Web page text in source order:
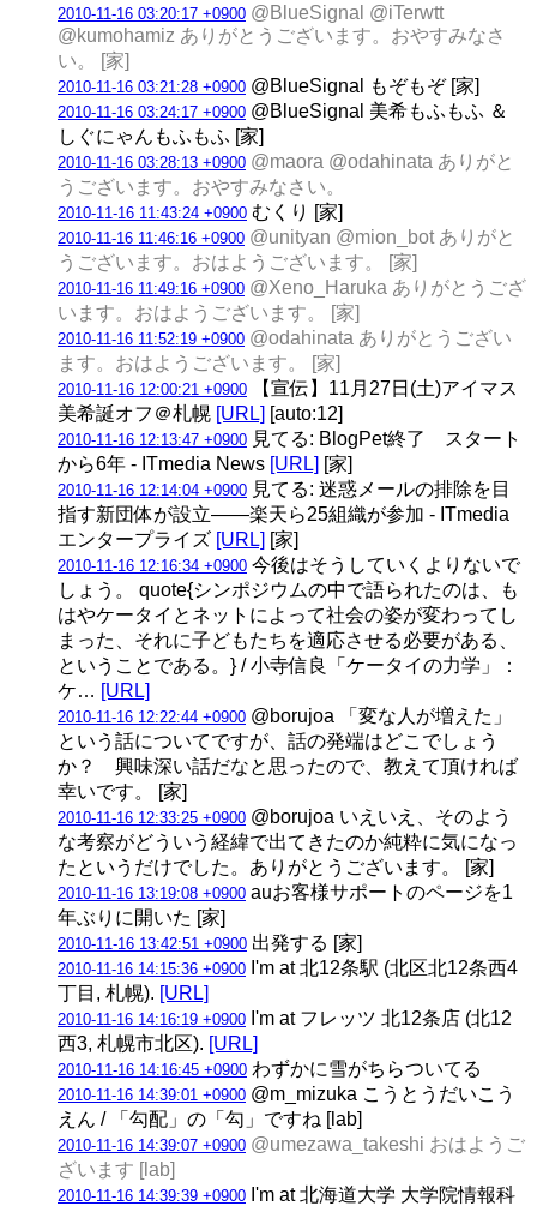
2010-11-16 03:20:17 +0900 @BlueSignal @iTerwtt
@kumohamiz ありがとうございます。おやすみなさ
い。 [家]
2010-11-16 03:21:28 +0900 @BlueSignal もぞもぞ [家]
2010-11-16 03:24:17 +0900 @BlueSignal 美希もふもふ ＆
しぐにゃんもふもふ [家]
2010-11-16 03:28:13 +0900 @maora @odahinata ありがと
うございます。おやすみなさい。
2010-11-16 11:43:24 +0900 むくり [家]
2010-11-16 11:46:16 +0900 @unityan @mion_bot ありがと
うございます。おはようございます。 [家]
2010-11-16 11:49:16 +0900 @Xeno_Haruka ありがとうござ
います。おはようございます。 [家]
2010-11-16 11:52:19 +0900 @odahinata ありがとうござい
ます。おはようございます。 [家]
2010-11-16 12:00:21 +0900 【宣伝】11月27日(土)アイマス
美希誕オフ＠札幌 [URL] [auto:12]
2010-11-16 12:13:47 +0900 見てる: BlogPet終了 スタート
から6年 - ITmedia News [URL] [家]
2010-11-16 12:14:04 +0900 見てる: 迷惑メールの排除を目
指す新団体が設立――楽天ら25組織が参加 - ITmedia
エンタープライズ [URL] [家]
2010-11-16 12:16:34 +0900 今後はそうしていくよりないで
しょう。 quote{シンポジウムの中で語られたのは、も
はやケータイとネットによって社会の姿が変わってし
まった、それに子どもたちを適応させる必要がある、
ということである。} / 小寺信良「ケータイの力学」：
ケ… [URL]
2010-11-16 12:22:44 +0900 @borujoa 「変な人が増えた」
という話についてですが、話の発端はどこでしょう
か？ 興味深い話だなと思ったので、教えて頂ければ
幸いです。 [家]
2010-11-16 12:33:25 +0900 @borujoa いえいえ、そのよう
な考察がどういう経緯で出てきたのか純粋に気になっ
たというだけでした。ありがとうございます。 [家]
2010-11-16 13:19:08 +0900 auお客様サポートのページを1
年ぶりに開いた [家]
2010-11-16 13:42:51 +0900 出発する [家]
2010-11-16 14:15:36 +0900 I'm at 北12条駅 (北区北12条西4
丁目, 札幌). [URL]
2010-11-16 14:16:19 +0900 I'm at フレッツ 北12条店 (北12
西3, 札幌市北区). [URL]
2010-11-16 14:16:45 +0900 わずかに雪がちらついてる
2010-11-16 14:39:01 +0900 @m_mizuka こうとうだいこう
えん / 「勾配」の「勾」ですね [lab]
2010-11-16 14:39:07 +0900 @umezawa_takeshi おはようご
ざいます [lab]
2010-11-16 14:39:39 +0900 I'm at 北海道大学 大学院情報科